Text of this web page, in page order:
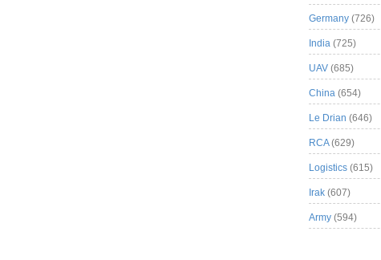
Germany (726)
India (725)
UAV (685)
China (654)
Le Drian (646)
RCA(629)
Logistics (615)
Irak (607)
Army (594)